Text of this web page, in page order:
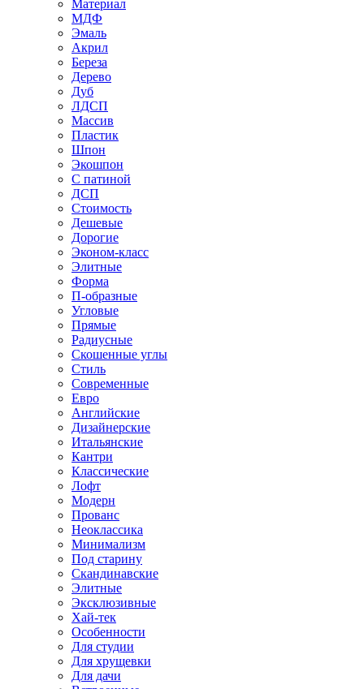
Материал
МДФ
Эмаль
Акрил
Береза
Дерево
Дуб
ЛДСП
Массив
Пластик
Шпон
Экошпон
С патиной
ДСП
Стоимость
Дешевые
Дорогие
Эконом-класс
Элитные
Форма
П-образные
Угловые
Прямые
Радиусные
Скошенные углы
Стиль
Современные
Евро
Английские
Дизайнерские
Итальянские
Кантри
Классические
Лофт
Модерн
Прованс
Неоклассика
Минимализм
Под старину
Скандинавские
Элитные
Эксклюзивные
Хай-тек
Особенности
Для студии
Для хрущевки
Для дачи